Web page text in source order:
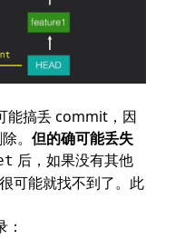
能搞丢 commit，因
。但的确可能丢失
后，如果没有其他
可能就找不到了。此